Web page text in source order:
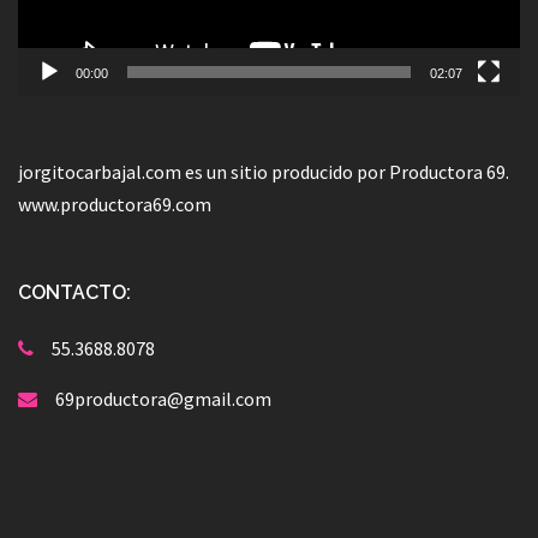
00:00 02:07
jorgitocarbajal.com es un sitio producido por Productora 69.
www.productora69.com
CONTACTO:
55.3688.8078
69productora@gmail.com